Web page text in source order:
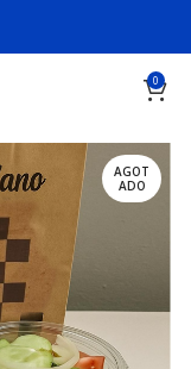
0
AGOT
ADO